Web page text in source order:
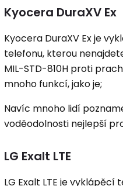
Kyocera DuraXV Ex
Kyocera DuraXV Ex je
telefonu, kterou
MIL-STD-810H proti
mnoho funkcí, jako je;
Navíc mnoho lidí
voděodolnosti nejlepší
LG Exalt LTE
LG Exalt LTE je